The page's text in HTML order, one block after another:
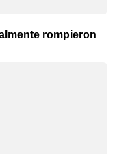
rompieron